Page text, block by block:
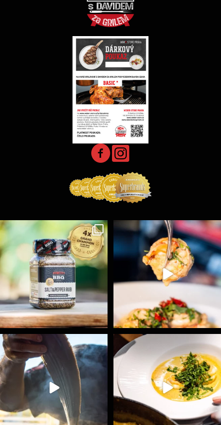
Koření Suncity – autentická BBQ chuť u vás doma!...
1 0
Spoustu podobných triků, které vám usnadní nejenom ...
9 0
Ryba na grilu je opravdu rychlá, a stejně tak Všechny fámozní recepty, které znáte z našich
0